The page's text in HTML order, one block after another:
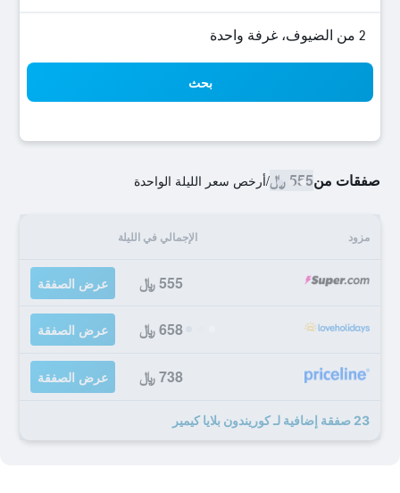
2 من الضيوف، غرفة واحدة
بحث
صفقات من555 ﷼ /أرخص سعر الليلة الواحدة
مزود الإجمالي في الليلة
555 ﷼ عرض الصفقة
658 ﷼ عرض الصفقة
738 ﷼ عرض الصفقة
23 صفقة إضافية لـ كوريندون بلايا كيمير